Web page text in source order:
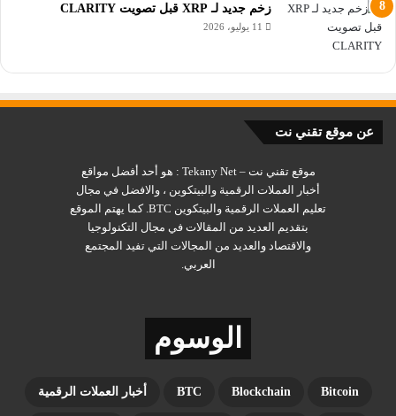
زخم جديد لـ XRP قبل تصويت CLARITY
11 يوليو، 2026
عن موقع تقني نت
موقع تقني نت – Tekany Net : هو أحد أفضل مواقع
أخبار العملات الرقمية والبيتكوين ، والافضل في مجال
تعليم العملات الرقمية والبيتكوين BTC. كما يهتم الموقع
بتقديم العديد من المقالات في مجال التكنولوجيا
والاقتصاد والعديد من المجالات التي تفيد المجتمع
العربي.
الوسوم
Bitcoin
Blockchain
BTC أخبار العملات الرقمية